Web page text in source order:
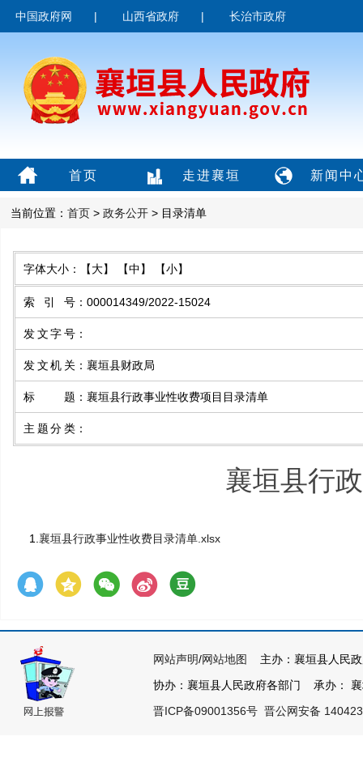
中国政府网 | 山西省政府 | 长治市政府
首页 走进襄垣 新闻中
当前位置： 首页 > 政务公开 > 目录清单
字体大小： 【大】 【中】 【小】
索引号 ： 000014349/2022-15024
发文字号 ：
发文机关 ： 襄垣县财政局
标题 ： 襄垣县行政事业性收费项目目录清单
主题分类 ：
襄垣县行
1. 襄垣县行政事业性收费目录清单.xlsx
网站声明/网站地图
主办：襄垣县人民
协办：襄垣县人民政府各部门 承办：
晋ICP备09001356号 晋公网安备